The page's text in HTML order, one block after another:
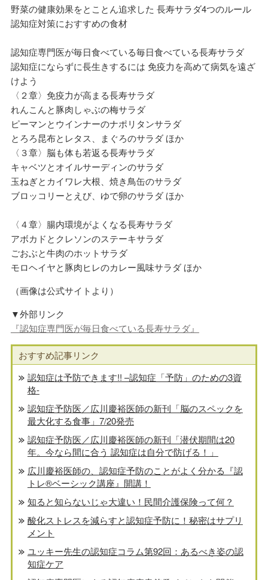
野菜の健康効果をとことん追求した 長寿サラダ4つのルール
認知症対策におすすめの食材
認知症専門医が毎日食べている毎日食べている長寿サラダ
認知症にならずに長生きするには 免疫力を高めて病気を遠ざ
けよう
〈２章〉免疫力が高まる長寿サラダ
れんこんと豚肉しゃぶの梅サラダ
ピーマンとウインナーのナポリタンサラダ
とろろ昆布とレタス、まぐろのサラダ ほか
〈３章〉脳も体も若返る長寿サラダ
キャベツとオイルサーディンのサラダ
玉ねぎとカイワレ大根、焼き鳥缶のサラダ
ブロッコリーとえび、ゆで卵のサラダ ほか
〈４章〉腸内環境がよくなる長寿サラダ
アボカドとクレソンのステーキサラダ
ごおぶと牛肉のホットサラダ
モロヘイヤと豚肉ヒレのカレー風味サラダ ほか
（画像は公式サイトより）
▼外部リンク
『認知症専門医が毎日食べている長寿サラダ』
おすすめ記事リンク
認知症は予防できます!! –認知症「予防」のための3資
格-
認知症予防医／広川慶裕医師の新刊「脳のスペックを
最大化する食事」7/20発売
認知症予防医／広川慶裕医師の新刊「潜伏期間は20
年。今なら間に合う 認知症は自分で防げる！」
広川慶裕医師の、認知症予防のことがよく分かる『認
トレ®️ベーシック講座』開講！
知ると知らないじゃ大違い！民間介護保険って何？
酸化ストレスを減らすと認知症予防に！秘密はサプリ
メント
ユッキー先生の認知症コラム第92回：あるべき姿の認
知症ケア